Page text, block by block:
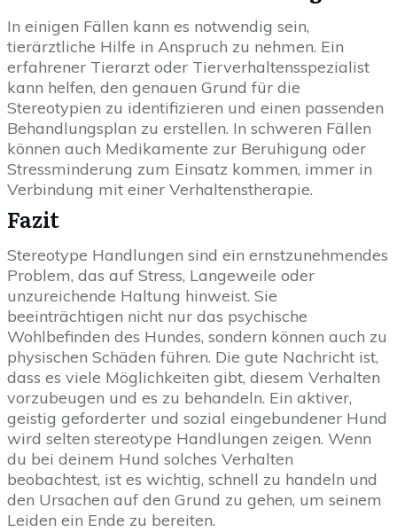
In einigen Fällen kann es notwendig sein,
tierärztliche Hilfe in Anspruch zu nehmen. Ein
erfahrener Tierarzt oder Tierverhaltensspezialist
kann helfen, den genauen Grund für die
Stereotypien zu identifizieren und einen passenden
Behandlungsplan zu erstellen. In schweren Fällen
können auch Medikamente zur Beruhigung oder
Stressminderung zum Einsatz kommen, immer in
Verbindung mit einer Verhaltenstherapie.
Fazit
Stereotype Handlungen sind ein ernstzunehmendes
Problem, das auf Stress, Langeweile oder
unzureichende Haltung hinweist. Sie
beeinträchtigen nicht nur das psychische
Wohlbefinden des Hundes, sondern können auch zu
physischen Schäden führen. Die gute Nachricht ist,
dass es viele Möglichkeiten gibt, diesem Verhalten
vorzubeugen und es zu behandeln. Ein aktiver,
geistig geforderter und sozial eingebundener Hund
wird selten stereotype Handlungen zeigen. Wenn
du bei deinem Hund solches Verhalten
beobachtest, ist es wichtig, schnell zu handeln und
den Ursachen auf den Grund zu gehen, um seinem
Leiden ein Ende zu bereiten.